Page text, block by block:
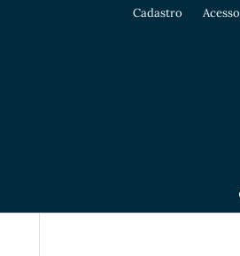
Cadastro Acesso